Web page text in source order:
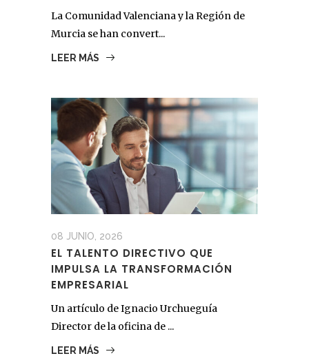
La Comunidad Valenciana y la Región de
Murcia se han convert...
LEER MÁS
08 JUNIO, 2026
EL TALENTO DIRECTIVO QUE
IMPULSA LA TRANSFORMACIÓN
EMPRESARIAL
Un artículo de Ignacio Urchueguía
Director de la oficina de ...
LEER MÁS